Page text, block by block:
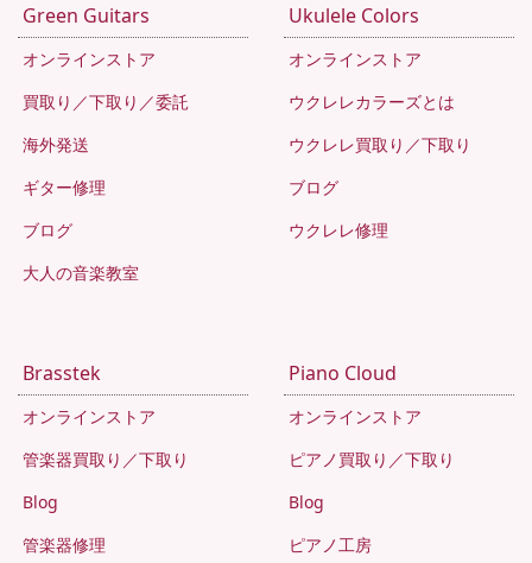
Green Guitars
オンラインストア
買取り／下取り／委託
海外発送
ギター修理
ブログ
大人の音楽教室
Ukulele Colors
オンラインストア
ウクレレカラーズとは
ウクレレ買取り／下取り
ブログ
ウクレレ修理
Brasstek
オンラインストア
管楽器買取り／下取り
Blog
管楽器修理
Piano Cloud
オンラインストア
ピアノ買取り／下取り
Blog
ピアノ工房